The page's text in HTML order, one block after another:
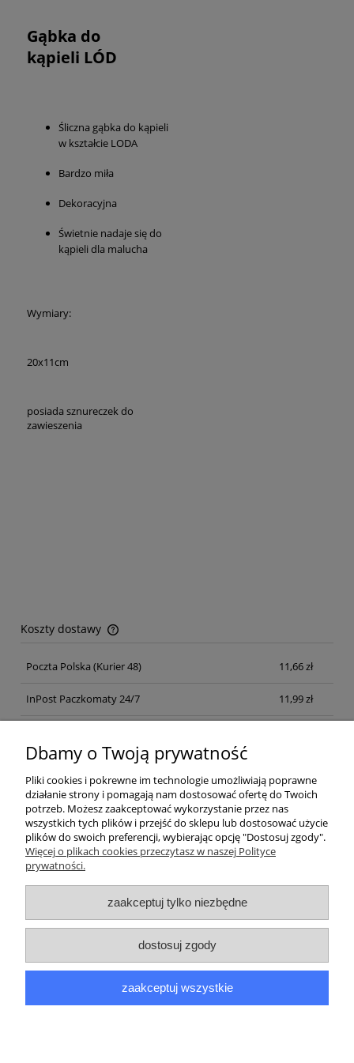
Gąbka do
kąpieli LÓD
Śliczna gąbka do kąpieli
w kształcie LODA
Bardzo miła
Dekoracyjna
Świetnie nadaje się do
kąpieli dla malucha
Wymiary:
20x11cm
posiada sznureczek do
zawieszenia
Koszty dostawy
Cena nie zawiera ewentualnych kosztów płatności
Poczta Polska (Kurier 48) 11,66 zł
InPost Paczkomaty 24/7 11,99 zł
Pomoc
Moje konto
Płatności i dostawa
Informacje
O nas
Dbamy o Twoją prywatność
Pliki cookies i pokrewne im technologie umożliwiają poprawne
działanie strony i pomagają nam dostosować ofertę do Twoich
potrzeb. Możesz zaakceptować wykorzystanie przez nas
wszystkich tych plików i przejść do sklepu lub dostosować użycie
plików do swoich preferencji, wybierając opcję "Dostosuj zgody".
Więcej o plikach cookies przeczytasz w naszej Polityce
prywatności.
zaakceptuj tylko niezbędne
dostosuj zgody
zaakceptuj wszystkie